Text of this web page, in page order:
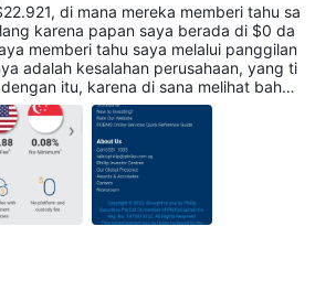
di mana mereka memberi tahu sa
karena papan saya berada di $0 da
memberi tahu saya melalui panggilan
adalah kesalahan perusahaan, yang ti
itu, karena di sana melihat bahw
sekarang saya tidak tahu harus meng